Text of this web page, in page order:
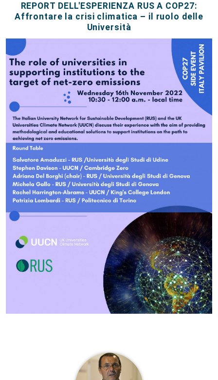
REPORT DELL'ESPERIENZA RUS A COP27:
Affrontare la crisi climatica – il ruolo delle
Università